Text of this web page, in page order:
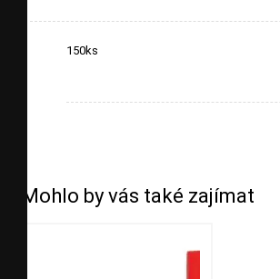
150ks
Mohlo by vás také zajímat